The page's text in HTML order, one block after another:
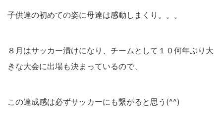
子供達の初めての姿に母達は感動しまくり。。。
８月はサッカー漬けになり、チームとして１０何年ぶり大
きな大会に出場も決まっているので、
この達成感は必ずサッカーにも繋がると思う(^^)